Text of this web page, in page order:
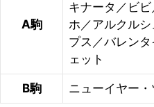
A駒
キナータ／ビ
ホ／アルクル
プス／バレン
ェット
B駒 ニューイヤー